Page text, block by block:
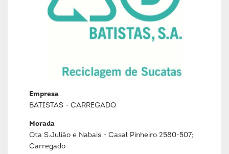
Empresa
BATISTAS - CARREGADO
Morada
Qta S.Julião e Nabais - Casal Pinheiro 2580-507;
Carregado